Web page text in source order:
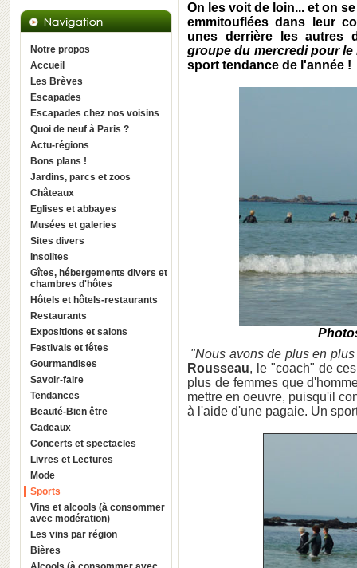
Notre propos
Accueil
Les Brèves
Escapades
Escapades chez nos voisins
Quoi de neuf à Paris ?
Actu-régions
Bons plans !
Jardins, parcs et zoos
Châteaux
Eglises et abbayes
Musées et galeries
Sites divers
Insolites
Gîtes, hébergements divers et
chambres d'hôtes
Hôtels et hôtels-restaurants
Restaurants
Expositions et salons
Festivals et fêtes
Gourmandises
Savoir-faire
Tendances
Beauté-Bien être
Cadeaux
Concerts et spectacles
Livres et Lectures
Mode
Sports
Vins et alcools (à consommer
avec modération)
Les vins par région
Bières
On les voit de loin... et on
emmitouflées dans leur
unes derrière les autres
groupe du mercredi pour
sport tendance de l'année !
"Nous avons de plus en
Rousseau, le "coach" de
plus de femmes que
mettre en oeuvre, puisqu'il
à l'aide d'une pagaie. Un